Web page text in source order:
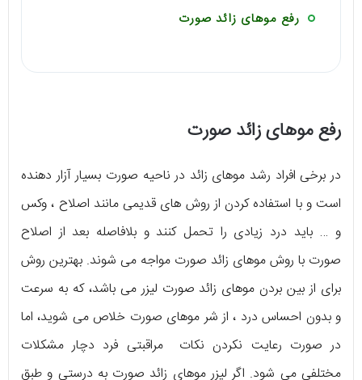
رفع موهای زائد صورت
رفع موهای زائد صورت
در برخی افراد رشد موهای زائد در ناحیه صورت بسیار آزار دهنده
است و با استفاده کردن از روش های قدیمی مانند اصلاح ، وکس
و … باید درد زیادی را تحمل کنند و بلافاصله بعد از اصلاح
صورت با روش موهای زائد صورت مواجه می شوند. بهترین روش
برای از بین بردن موهای زائد صورت لیزر می باشد، که به سرعت
و بدون احساس درد ، از شر موهای صورت خلاص می شوید، اما
در صورت رعایت نکردن نکات مراقبتی فرد دچار مشکلات
مختلفی می شود. اگر لیزر موهای زائد صورت به درستی و طبق